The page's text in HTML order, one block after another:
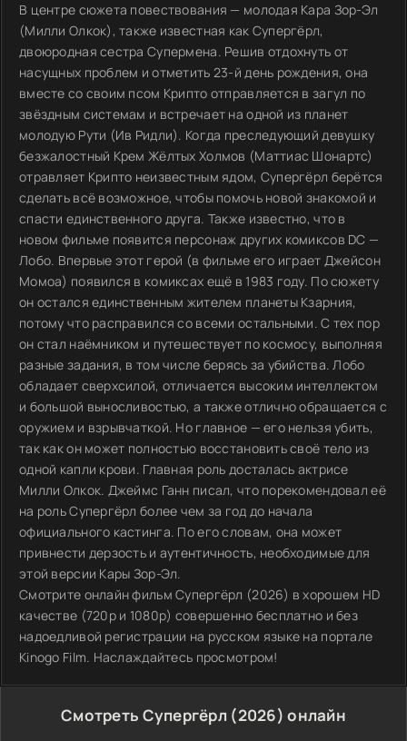
В центре сюжета повествования — молодая Кара Зор-Эл
(Милли Олкок), также известная как Супергёрл,
двоюродная сестра Супермена. Решив отдохнуть от
насущных проблем и отметить 23-й день рождения, она
вместе со своим псом Крипто отправляется в загул по
звёздным системам и встречает на одной из планет
молодую Рути (Ив Ридли). Когда преследующий девушку
безжалостный Крем Жёлтых Холмов (Маттиас Шонартс)
отравляет Крипто неизвестным ядом, Супергёрл берётся
сделать всё возможное, чтобы помочь новой знакомой и
спасти единственного друга. Также известно, что в
новом фильме появится персонаж других комиксов DC —
Лобо. Впервые этот герой (в фильме его играет Джейсон
Момоа) появился в комиксах ещё в 1983 году. По сюжету
он остался единственным жителем планеты Кзарния,
потому что расправился со всеми остальными. С тех пор
он стал наёмником и путешествует по космосу, выполняя
разные задания, в том числе берясь за убийства. Лобо
обладает сверхсилой, отличается высоким интеллектом
и большой выносливостью, а также отлично обращается с
оружием и взрывчаткой. Но главное — его нельзя убить,
так как он может полностью восстановить своё тело из
одной капли крови. Главная роль досталась актрисе
Милли Олкок. Джеймс Ганн писал, что порекомендовал её
на роль Супергёрл более чем за год до начала
официального кастинга. По его словам, она может
привнести дерзость и аутентичность, необходимые для
этой версии Кары Зор-Эл.
Смотрите онлайн фильм Супергёрл (2026) в хорошем HD
качестве (720p и 1080p) совершенно бесплатно и без
надоедливой регистрации на русском языке на портале
Kinogo Film. Наслаждайтесь просмотром!
Смотреть Супергёрл (2026) онлайн